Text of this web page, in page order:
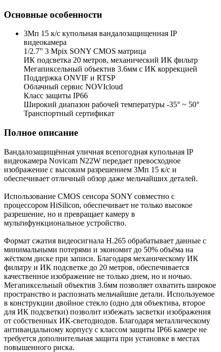
Основные особенности
3Мп 15 к/с купольная вандалозащищенная IP
видеокамера
1/2.7” 3 Mpix SONY CMOS матрица
ИК подсветка 20 метров, механический ИК фильтр
Мегапиксельный объектив 3.6мм c ИК коррекцией
Поддержка ONVIF и RTSP
Облачный сервис NOVIcloud
Класс защиты IP66
Широкий диапазон рабочей температуры -35° ~ 50°
Транспортный сертификат
Полное описание
Вандалозащищённая уличная всепогодная купольная IP
видеокамера Novicam N22W передает превосходное
изображение с высоким разрешением 3Мп 15 к/с и
обеспечивает отличный обзор даже мельчайших деталей.
Использование CMOS сенсора SONY совместно с
процессором HiSilicon, обеспечивает не только высокое
разрешение, но и превращает камеру в
мультифункциональное устройство.
Формат сжатия видеосигнала H.265 обрабатывает данные с
минимальными потерями и экономит до 50% объёма на
жёстком диске при записи. Благодаря механическому ИК
фильтру и ИК подсветке до 20 метров, обеспечивается
качественное изображение не только днем, но и ночью.
Мегапиксельный объектив 3.6мм позволяет охватить широкое
пространство и распознать мельчайшие детали. Используемое
в конструкции двойное стекло (одно для объектива, второе
для ИК подсветки) позволит избежать засветки изображения
от собственных ИК-светодиодов. Благодаря металлическому
антивандальному корпусу с классом защиты IP66 камере не
требуется дополнительная защита при установке в местах
повышенного риска.